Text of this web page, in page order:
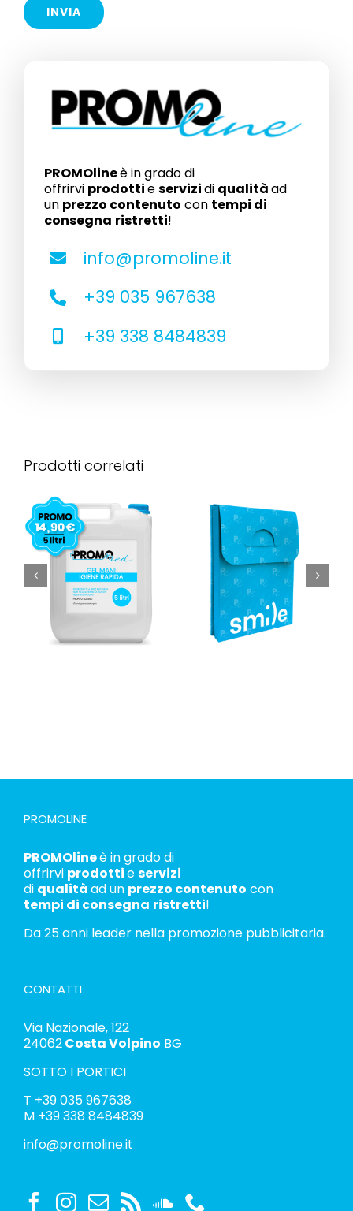
PROMOlineè in grado di
offrirvi prodottieservizidi qualitàad
un prezzo contenuto con tempi di
consegna ristretti!
info@promoline.it
+39 035 967638
+39 338 8484839
Prodotti correlati
PROMOLINE
PROMOlineè in grado di
offrirvi prodottieservizi
di qualitàad un prezzo contenuto con
tempi di consegna ristretti!
Da 25 anni leader nella promozione pubblicitaria.
CONTATTI
Via Nazionale, 122
24062Costa Volpino BG
SOTTO I PORTICI
T +39 035 967638
M +39 338 8484839
info@promoline.it